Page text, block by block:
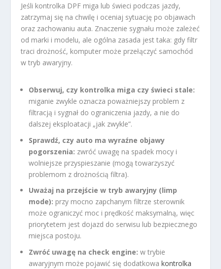
Jeśli kontrolka DPF miga lub świeci podczas jazdy,
zatrzymaj się na chwilę i oceniaj sytuację po objawach
oraz zachowaniu auta. Znaczenie sygnału może zależeć
od marki i modelu, ale ogólna zasada jest taka: gdy filtr
traci drożność, komputer może przełączyć samochód
w tryb awaryjny.
Obserwuj, czy kontrolka miga czy świeci stale:
miganie zwykle oznacza poważniejszy problem z
filtracją i sygnał do ograniczenia jazdy, a nie do
dalszej eksploatacji „jak zwykle”.
Sprawdź, czy auto ma wyraźne objawy
pogorszenia: zwróć uwagę na spadek mocy i
wolniejsze przyspieszanie (mogą towarzyszyć
problemom z drożnością filtra).
Uważaj na przejście w tryb awaryjny (limp
mode): przy mocno zapchanym filtrze sterownik
może ograniczyć moc i prędkość maksymalną, więc
priorytetem jest dojazd do serwisu lub bezpiecznego
miejsca postoju.
Zwróć uwagę na check engine: w trybie
awaryjnym może pojawić się dodatkowakontrolka